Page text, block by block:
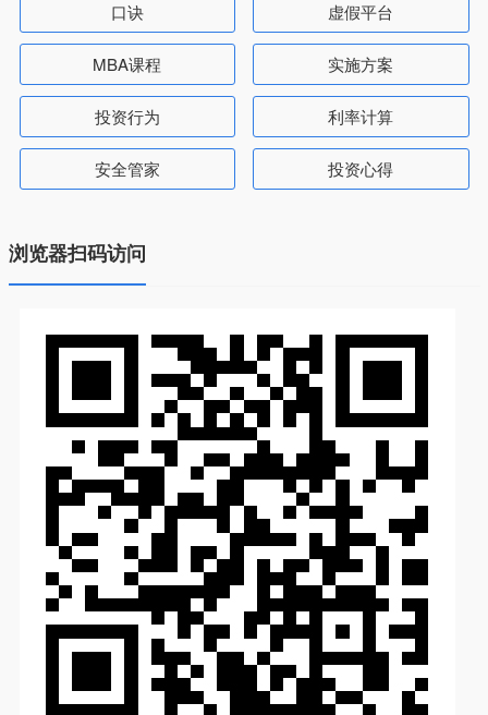
口诀 虚假平台
MBA课程 实施方案
投资行为 利率计算
安全管家 投资心得
浏览器扫码访问